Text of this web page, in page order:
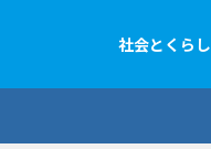
社会とくらし